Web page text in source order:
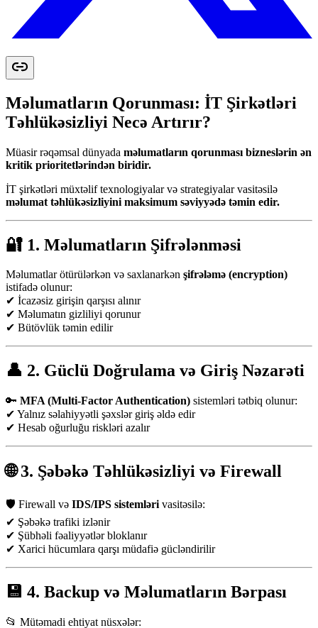
Məlumatların Qorunması: İT Şirkətləri
Təhlükəsizliyi Necə Artırır?
Müasir rəqəmsal dünyada məlumatların qorunması bizneslərin ən
kritik prioritetlərindən biridir.
İT şirkətləri müxtəlif texnologiyalar və strategiyalar vasitəsilə
məlumat təhlükəsizliyini maksimum səviyyədə təmin edir.
🔐 1. Məlumatların Şifrələnməsi
Məlumatlar ötürülərkən və saxlanarkən şifrələmə (encryption)
istifadə olunur:
✔ İcazəsiz girişin qarşısı alınır
✔ Məlumatın gizliliyi qorunur
✔ Bütövlük təmin edilir
👤 2. Güclü Doğrulama və Giriş Nəzarəti
🔑 MFA (Multi-Factor Authentication) sistemləri tətbiq olunur:
✔ Yalnız səlahiyyətli şəxslər giriş əldə edir
✔ Hesab oğurluğu riskləri azalır
🌐 3. Şəbəkə Təhlükəsizliyi və Firewall
🛡️ Firewall və IDS/IPS sistemləri vasitəsilə:
✔ Şəbəkə trafiki izlənir
✔ Şübhəli fəaliyyətlər bloklanır
✔ Xarici hücumlara qarşı müdafiə gücləndirilir
💾 4. Backup və Məlumatların Bərpası
📂 Mütəmadi ehtiyat nüsxələr: